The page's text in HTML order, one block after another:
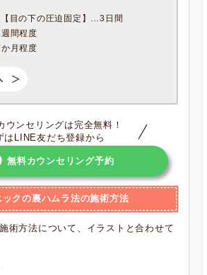
目の下の圧迫固定】…3日間
間程度
月程度
ウンセリングは完全無料！
はLINE友だち登録から
無料カウンセリング予約
クの裏ハムラ法の施術方法
術方法について、イラストと合わせて